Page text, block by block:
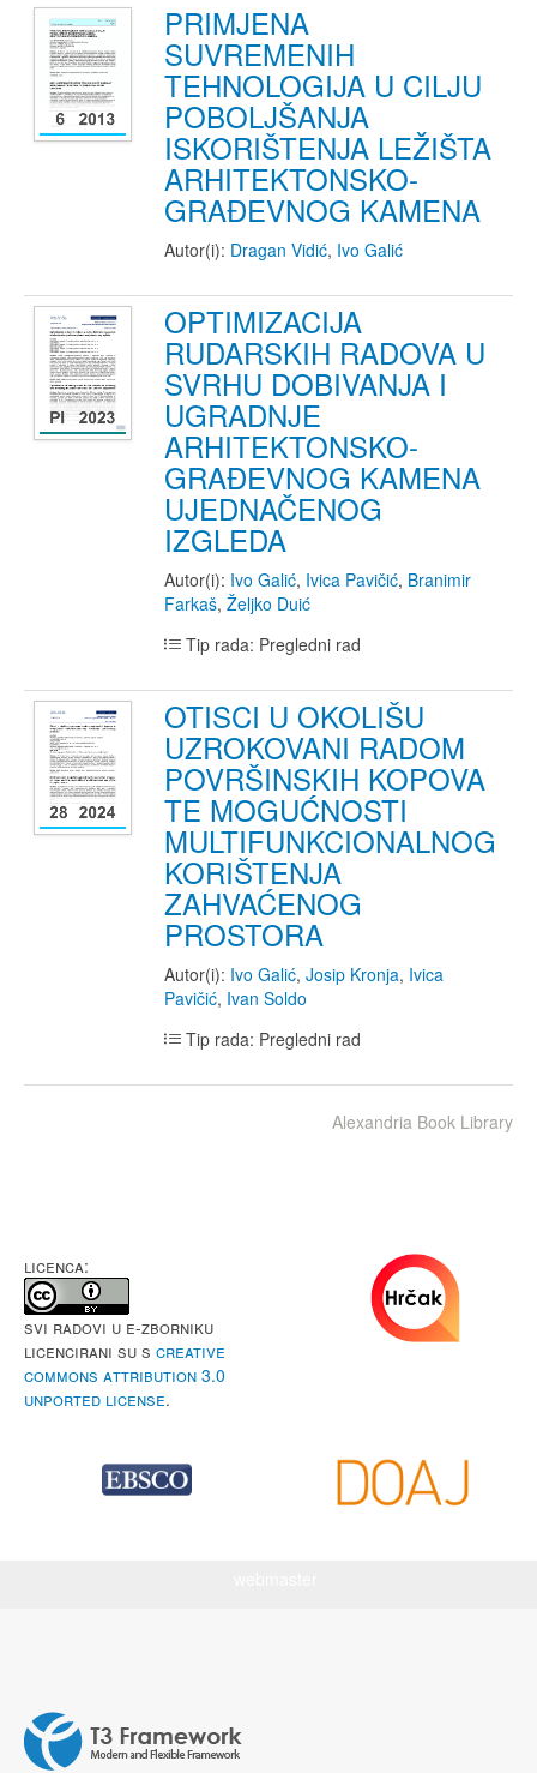
PRIMJENA
SUVREMENIH
TEHNOLOGIJA U CILJU
POBOLJŠANJA
ISKORIŠTENJA LEŽIŠTA
ARHITEKTONSKO-
GRAĐEVNOG KAMENA
Autor(i): Dragan Vidić, Ivo Galić
OPTIMIZACIJA
RUDARSKIH RADOVA U
SVRHU DOBIVANJA I
UGRADNJE
ARHITEKTONSKO-
GRAĐEVNOG KAMENA
UJEDNAČENOG
IZGLEDA
Autor(i): Ivo Galić, Ivica Pavičić, Branimir
Farkaš, Željko Duić
Tip rada: Pregledni rad
OTISCI U OKOLIŠU
UZROKOVANI RADOM
POVRŠINSKIH KOPOVA
TE MOGUĆNOSTI
MULTIFUNKCIONALNOG
KORIŠTENJA
ZAHVAĆENOG
PROSTORA
Autor(i): Ivo Galić, Josip Kronja, Ivica
Pavičić, Ivan Soldo
Tip rada: Pregledni rad
Alexandria Book Library
LICENCA:
Svi radovi u e-Zborniku
licencirani su s Creative
Commons Attribution 3.0
Unported License.